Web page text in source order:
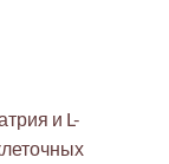
и L-